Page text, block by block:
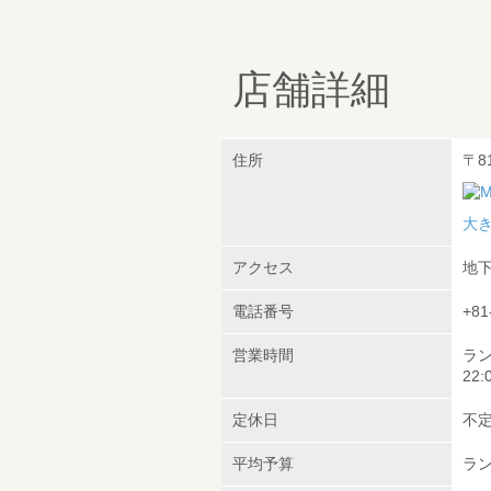
店舗詳細
住所 〒
大
アクセス 地
電話番号
営業時間
ラ
定休日 不
平均予算 ラ